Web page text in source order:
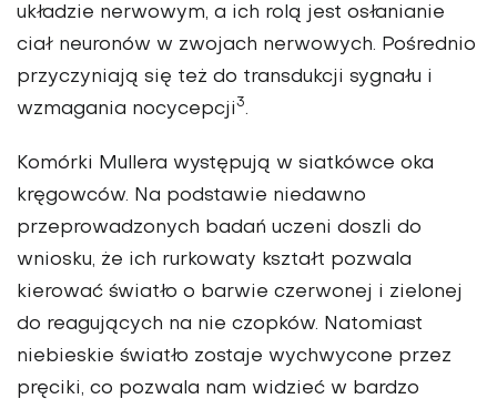
układzie nerwowym, a ich rolą jest osłanianie
ciał neuronów w zwojach nerwowych. Pośrednio
przyczyniają się też do transdukcji sygnału i
wzmagania nocycepcji3.
Komórki Mullera występują w siatkówce oka
kręgowców. Na podstawie niedawno
przeprowadzonych badań uczeni doszli do
wniosku, że ich rurkowaty kształt pozwala
kierować światło o barwie czerwonej i zielonej
do reagujących na nie czopków. Natomiast
niebieskie światło zostaje wychwycone przez
pręciki, co pozwala nam widzieć w bardzo